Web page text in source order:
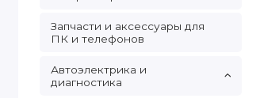
Запчасти и аксессуары для
ПК и телефонов
Автоэлектрика и
диагностика